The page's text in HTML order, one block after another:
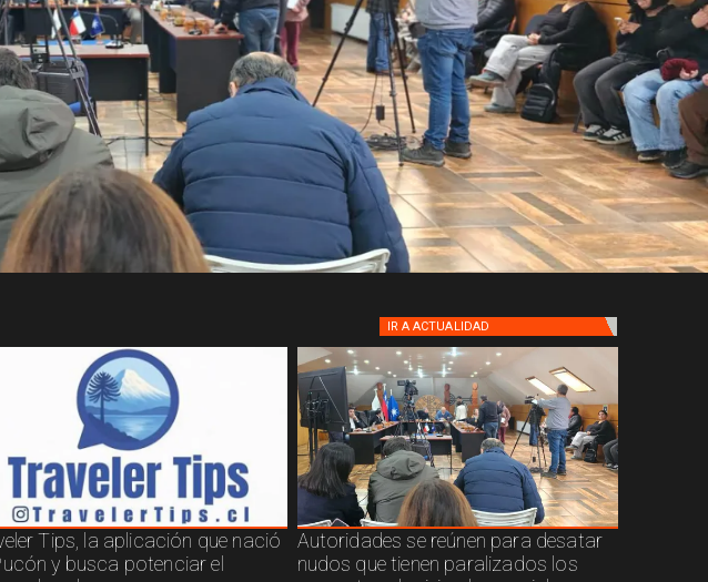
IR A ACTUALIDAD
Tips, la aplicación que nació
y busca potenciar el
Autoridades se reúnen para desatar
nudos que tienen paralizados los